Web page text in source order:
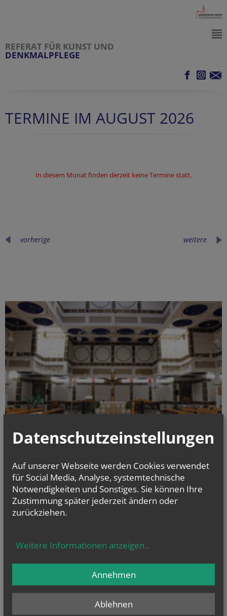
REFERAT FÜR KUNST UND
DENKMALPFLEGE
TERMINE IM AUGUST 2026
In diesem Monat finden derzeit keine Termine statt.
vorherige weitere
He moves out? Considerations for expanding the Venice
Charter to prevent the loss of church monuments
Read here
Termine statt.
Datenschutzeinstellungen
Auf unserer Webseite werden Cookies verwendet
für Social Media, Analyse, systemtechnische
Notwendigkeiten und Sonstiges. Sie können Ihre
Zustimmung später jederzeit ändern oder
zurückziehen.
Weitere Informationen anzeigen...
Ablehnen
Annehmen